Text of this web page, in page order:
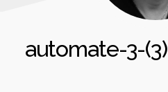
automate-3-(3)